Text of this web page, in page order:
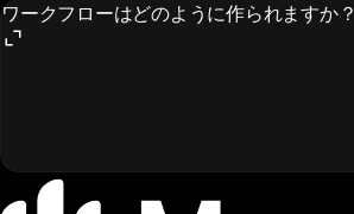
ワークフローはどのように作られますか？